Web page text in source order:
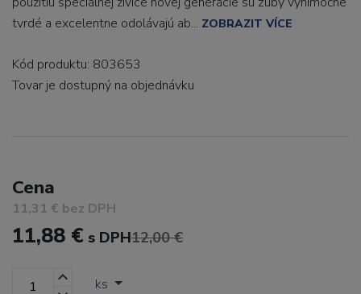
tvrdé a excelentne odolávajú ab... ZOBRAZIT VÍCE
Kód produktu: 803653
Tovar je dostupný na objednávku
Cena
11,31 € bez DPH
11,88 € s DPH12,00 €
ks